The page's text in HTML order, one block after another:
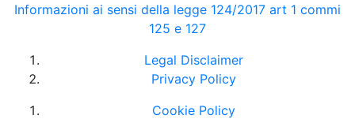
Informazioni ai sensi della legge 124/2017 art 1 commi
125 e 127
Legal Disclaimer
Privacy Policy
Cookie Policy